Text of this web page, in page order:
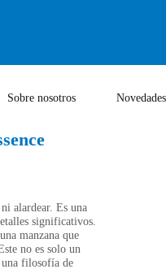
Sobre nosotros Novedades
alardear. Es una
significativos.
manzana que
no es solo un
una filosofía de